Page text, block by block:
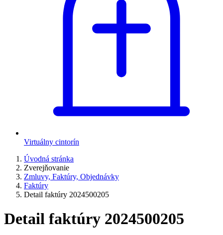
Virtuálny cintorín
Úvodná stránka
Zverejňovanie
Zmluvy, Faktúry, Objednávky
Faktúry
Detail faktúry 2024500205
Detail faktúry 2024500205